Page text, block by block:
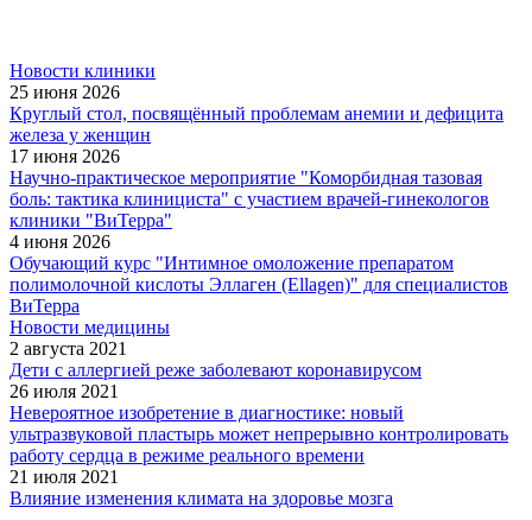
Новости клиники
25 июня 2026
Круглый стол, посвящённый проблемам анемии и дефицита
железа у женщин
17 июня 2026
Научно-практическое мероприятие "Коморбидная тазовая
боль: тактика клинициста" с участием врачей-гинекологов
клиники "ВиТерра"
4 июня 2026
Обучающий курс "Интимное омоложение препаратом
полимолочной кислоты Эллаген (Ellagen)" для специалистов
ВиТерра
Новости медицины
2 августа 2021
Дети с аллергией реже заболевают коронавирусом
26 июля 2021
Невероятное изобретение в диагностике: новый
ультразвуковой пластырь может непрерывно контролировать
работу сердца в режиме реального времени
21 июля 2021
Влияние изменения климата на здоровье мозга